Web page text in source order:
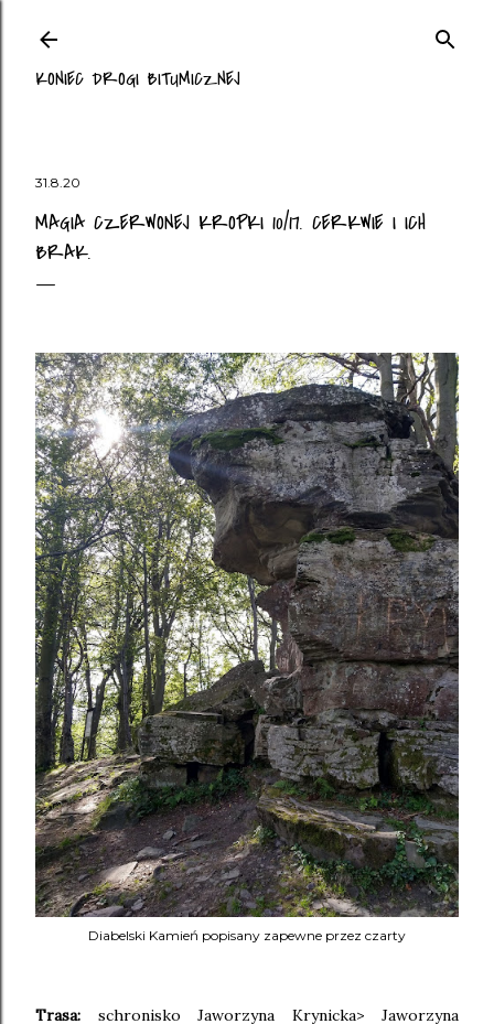
KONIEC DROGI BITUMICZNEJ
31.8.20
MAGIA CZERWONEJ KROPKI 10/17. CERKWIE I ICH
BRAK.
Diabelski Kamień popisany zapewne przez czarty
Trasa: schronisko Jaworzyna Krynicka> Jaworzyna